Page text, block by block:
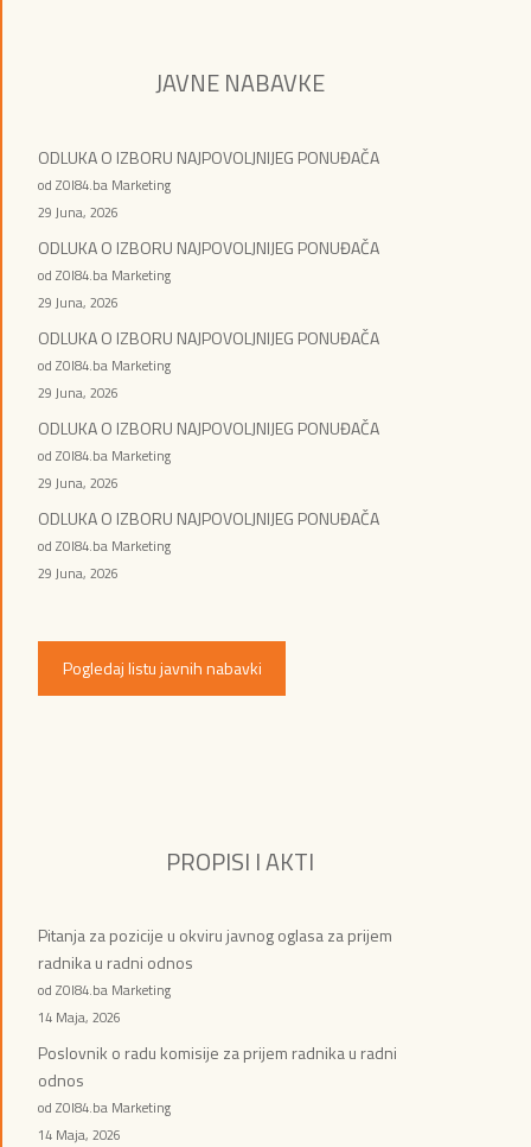
JAVNE NABAVKE
ODLUKA O IZBORU NAJPOVOLJNIJEG PONUĐAČA
od ZOI84.ba Marketing
29 Juna, 2026
ODLUKA O IZBORU NAJPOVOLJNIJEG PONUĐAČA
od ZOI84.ba Marketing
29 Juna, 2026
ODLUKA O IZBORU NAJPOVOLJNIJEG PONUĐAČA
od ZOI84.ba Marketing
29 Juna, 2026
ODLUKA O IZBORU NAJPOVOLJNIJEG PONUĐAČA
od ZOI84.ba Marketing
29 Juna, 2026
ODLUKA O IZBORU NAJPOVOLJNIJEG PONUĐAČA
od ZOI84.ba Marketing
29 Juna, 2026
Pogledaj listu javnih nabavki
PROPISI I AKTI
Pitanja za pozicije u okviru javnog oglasa za prijem
radnika u radni odnos
od ZOI84.ba Marketing
14 Maja, 2026
Poslovnik o radu komisije za prijem radnika u radni
odnos
od ZOI84.ba Marketing
14 Maja, 2026